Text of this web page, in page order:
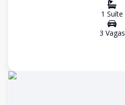
1 Suíte
3 Vagas